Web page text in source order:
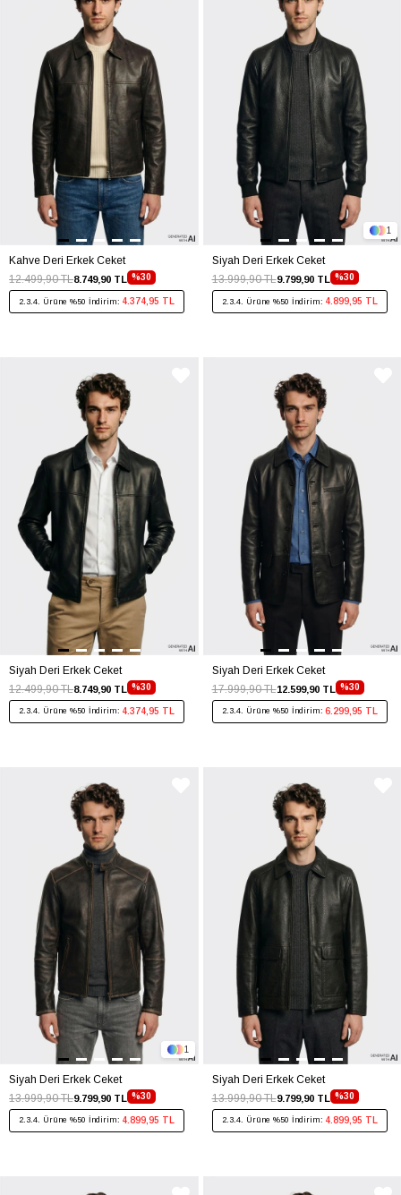
Kahve Deri Erkek Ceket
%30
8.749,90 TL
12.499,90 TL
2.3.4. Ürüne %50 İndirim: 4.374,95 TL
Siyah Deri Erkek Ceket
%30
9.799,90 TL
13.999,90 TL
2.3.4. Ürüne %50 İndirim: 4.899,95 TL
1
Siyah Deri Erkek Ceket
%30
8.749,90 TL
12.499,90 TL
2.3.4. Ürüne %50 İndirim: 4.374,95 TL
Siyah Deri Erkek Ceket
%30
12.599,90 TL
17.999,90 TL
2.3.4. Ürüne %50 İndirim: 6.299,95 TL
Siyah Deri Erkek Ceket
%30
9.799,90 TL
13.999,90 TL
2.3.4. Ürüne %50 İndirim: 4.899,95 TL
1
Siyah Deri Erkek Ceket
%30
9.799,90 TL
13.999,90 TL
2.3.4. Ürüne %50 İndirim: 4.899,95 TL